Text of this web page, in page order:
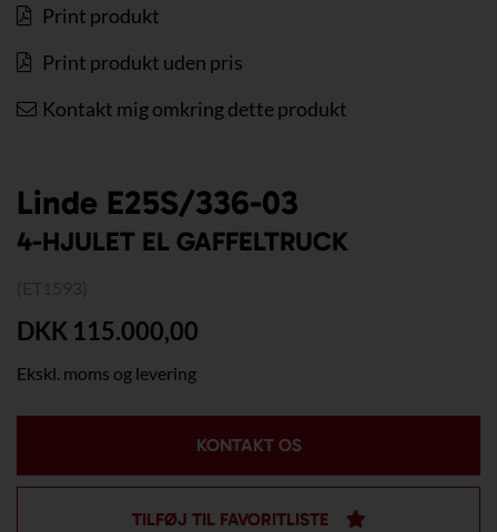
Print produkt
Print produkt uden pris
Kontakt mig omkring dette produkt
Linde E25S/336-03
4-HJULET EL GAFFELTRUCK
DKK 115.000,00
Ekskl. moms og levering
KONTAKT OS
TILFØJ TIL FAVORITLISTE